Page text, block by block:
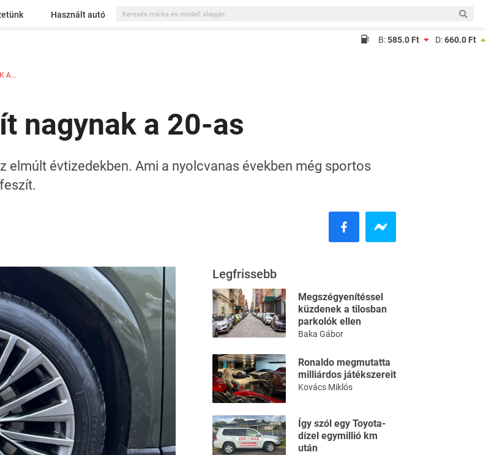
Használt autó
B:585.0 Ft D:660.0 Ft
A...
nagynak a 20-as
elmúlt évtizedekben. Ami a nyolcvanas években még sportos
Legfrissebb
Megszégyenítéssel
küzdenek a tilosban
parkolók ellen
Baka Gábor
Ronaldo megmutatta
milliárdos játékszereit
Kovács Miklós
Így szól egy Toyota-
dízel egymillió km
után